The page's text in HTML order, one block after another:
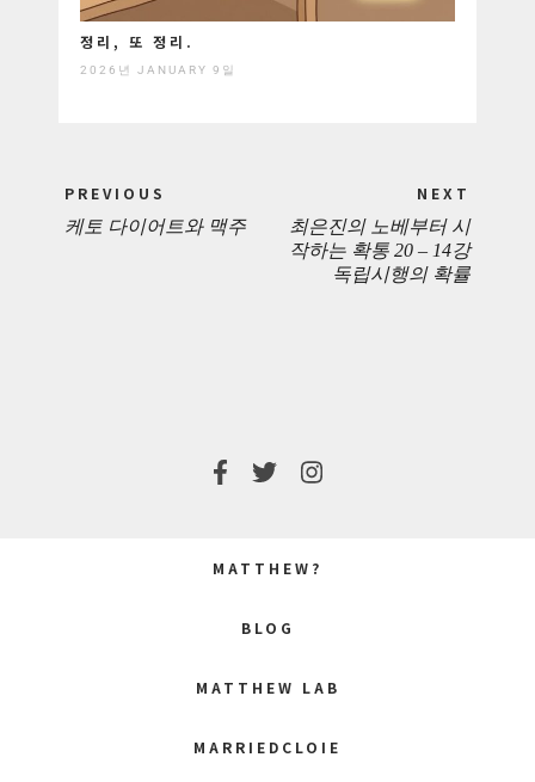
정리, 또 정리.
2026년 JANUARY 9일
navigation
PREVIOUS
PREVIOUS
케토 다이어트와 맥주
NEXT
POST:
최은진의 노베부터 시
작하는 확통 20 – 14강
독립시행의 확률
MATTHEW?
BLOG
MATTHEW LAB
MARRIEDCLOIE